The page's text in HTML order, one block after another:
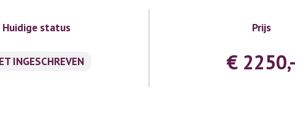
Huidige status
INGESCHREVEN
Prijs
€ 2250,-